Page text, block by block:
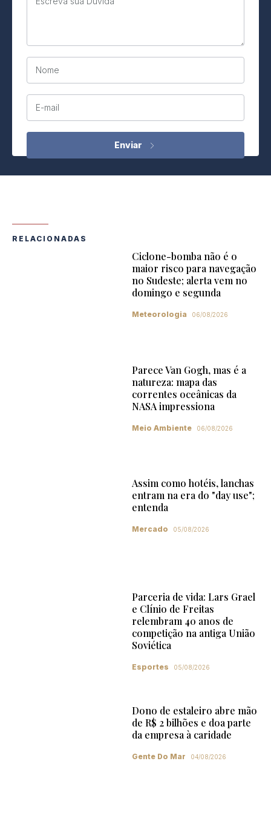
Nome
E-mail
RELACIONADAS
Ciclone-bomba não é o
maior risco para navegação
no Sudeste; alerta vem no
domingo e segunda
Meteorologia 06/08/2026
Parece Van Gogh, mas é a
natureza: mapa das
correntes oceânicas da
NASA impressiona
Meio Ambiente 06/08/2026
Assim como hotéis, lanchas
entram na era do "day use";
entenda
Mercado 05/08/2026
Parceria de vida: Lars Grael
e Clínio de Freitas
relembram 40 anos de
competição na antiga União
Soviética
Esportes 05/08/2026
Dono de estaleiro abre mão
de R$ 2 bilhões e doa parte
da empresa à caridade
Gente Do Mar 04/08/2026